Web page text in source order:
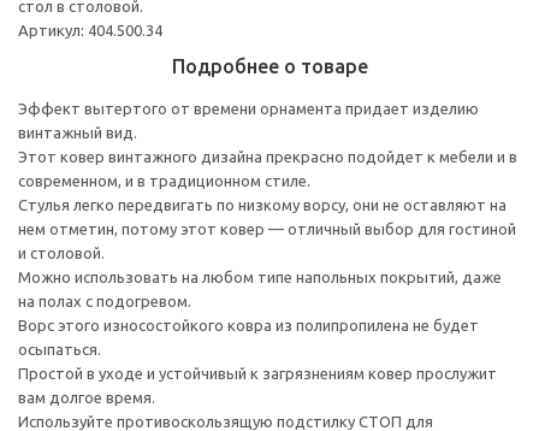
стол в столовой.
Артикул: 404.500.34
Подробнее о товаре
Эффект вытертого от времени орнамента придает изделию
винтажный вид.
Этот ковер винтажного дизайна прекрасно подойдет к мебели и в
современном, и в традиционном стиле.
Стулья легко передвигать по низкому ворсу, они не оставляют на
нем отметин, потому этот ковер — отличный выбор для гостиной
и столовой.
Можно использовать на любом типе напольных покрытий, даже
на полах с подогревом.
Ворс этого износостойкого ковра из полипропилена не будет
осыпаться.
Простой в уходе и устойчивый к загрязнениям ковер прослужит
вам долгое время.
Используйте противоскользящую подстилку СТОП для